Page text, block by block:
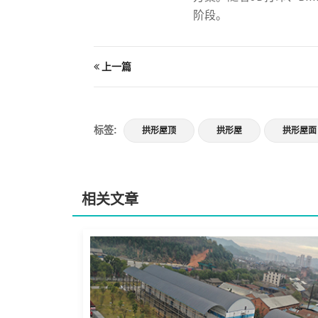
阶段。
上一篇
标签: 拱形屋顶 拱形屋 拱形屋面
相关文章